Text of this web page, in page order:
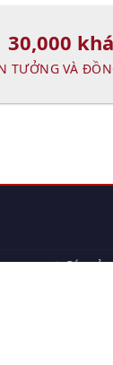
30,000
TƯỞNG VÀ
Các